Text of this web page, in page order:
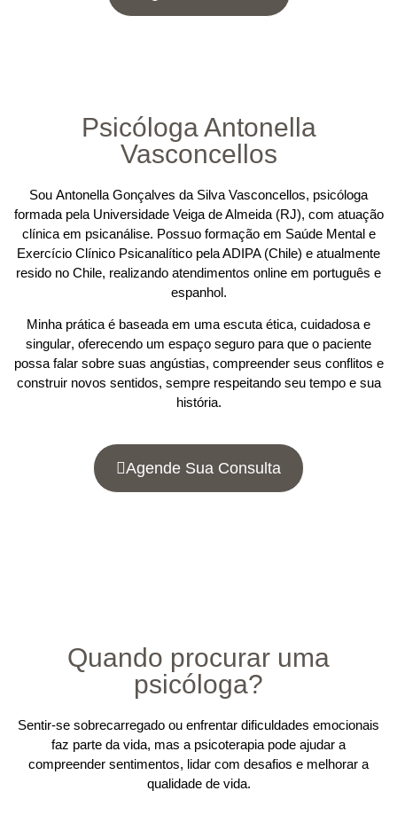
Psicóloga Antonella
Vasconcellos
Sou Antonella Gonçalves da Silva Vasconcellos, psicóloga
formada pela Universidade Veiga de Almeida (RJ), com atuação
clínica em psicanálise. Possuo formação em Saúde Mental e
Exercício Clínico Psicanalítico pela ADIPA (Chile) e atualmente
resido no Chile, realizando atendimentos online em português e
espanhol.
Minha prática é baseada em uma escuta ética, cuidadosa e
singular, oferecendo um espaço seguro para que o paciente
possa falar sobre suas angústias, compreender seus conflitos e
construir novos sentidos, sempre respeitando seu tempo e sua
história.
Agende Sua Consulta
Quando procurar uma
psicóloga?
Sentir-se sobrecarregado ou enfrentar dificuldades emocionais
faz parte da vida, mas a psicoterapia pode ajudar a
compreender sentimentos, lidar com desafios e melhorar a
qualidade de vida.